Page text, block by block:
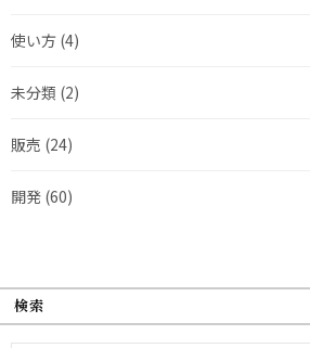
使い方 (4)
未分類 (2)
販売 (24)
開発 (60)
検索